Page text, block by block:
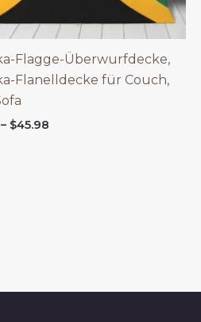
Flagge-Überwurfdecke,
Flanelldecke für Couch,
– $45.98